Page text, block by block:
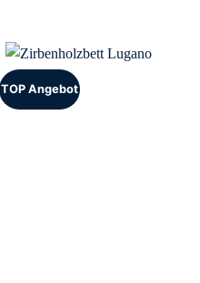
TOP Angebot